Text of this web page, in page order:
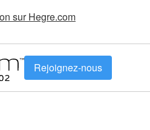
sur Hegre.com
Rejoignez-nous